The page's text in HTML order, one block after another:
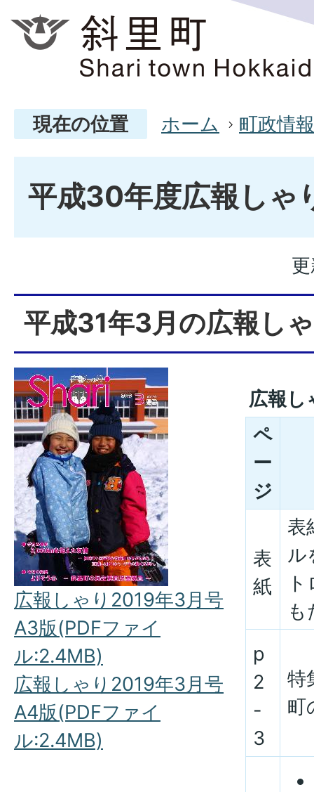
現在の位置 ホーム 町政情報
平成30年度広報しゃ
平成31年3月の広報し
広報しゃり2019年3月号
A3版(PDFファイ
ル:2.4MB)
広報しゃり2019年3月号
A4版(PDFファイ
ル:2.4MB)
広報し
ペ
ー
ジ
表
紙
表
ル
も
p
2
-
3
特
町